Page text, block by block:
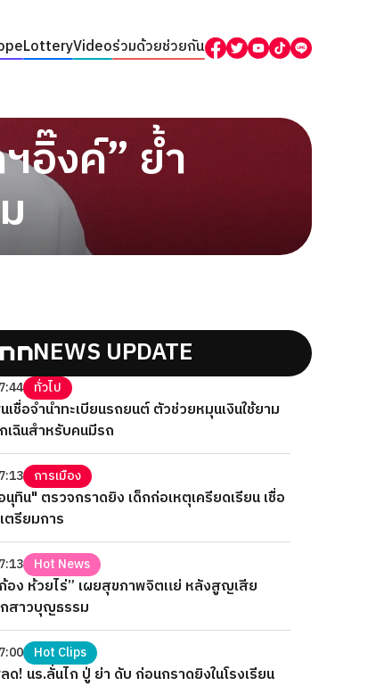
LotteryVideoร่วมด้วยช่วยกัน
อิ๊งค์” ย้ำ
NEWS UPDATE
ทั่วไป
เชื่อจำนำทะเบียนรถยนต์ ตัวช่วยหมุนเงินใช้ยาม
เฉินสำหรับคนมีรถ
การเมือง
นุทิน" ตรวจกราดยิง เด็กก่อเหตุเครียดเรียน เชื่อ
ตรียมการ
Hot News
อง ห้วยไร่” เผยสุขภาพจิตแย่ หลังสูญเสีย
สาวบุญธรรม
Hot Clips
ด! นร.ลั่นไก ปู่ ย่า ดับ ก่อนกราดยิงในโรงเรียน